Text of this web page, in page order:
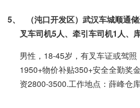
5、
（沌口开发区）武汉车城顺通
叉车司机5人、牵引车司机1 人、
男性，18-45岁，有叉车证或驾照
1950+物价补贴350+安全全勤奖
资2800-3500.工作地点：薛峰仓